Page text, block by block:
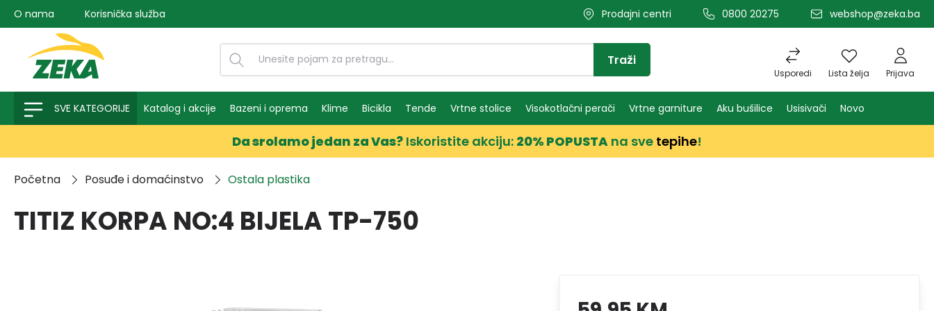
pretragu Preskoči na glavnu navigaciju
O nama Korisnička služba Prodajni centri 0800 20275 webshop@zeka.ba
Usporedi Lista želja Prijava
Traži
SVE KATEGORIJE Katalog i akcije Bazeni i oprema Klime Bicikla Tende Vrtne stolice Visokotlačni perači Vrtne garniture Aku bušilice Usisivači Novo
Da srolamo jedan za Vas? Iskoristite akciju: 20% POPUSTA na sve tepihe!
Početna Posuđe i domaćinstvo Ostala plastika
TITIZ KORPA NO:4 BIJELA TP-750